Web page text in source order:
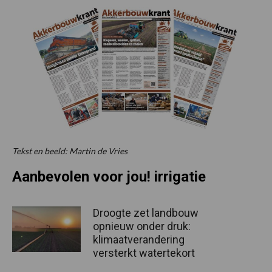
Tekst en beeld: Martin de Vries
Aanbevolen voor jou! irrigatie
Droogte zet landbouw
opnieuw onder druk:
klimaatverandering
versterkt watertekort